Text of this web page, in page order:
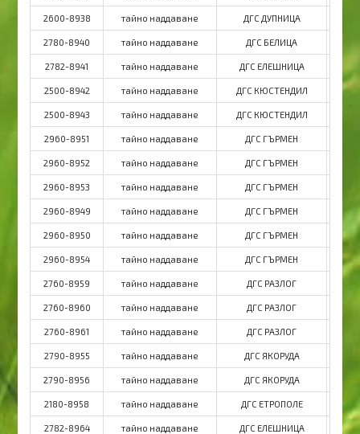
2600-8938 тайно наддаване ДГС ДУПНИЦА
2780-8940 тайно наддаване ДГС БЕЛИЦА
2782-8941 тайно наддаване ДГС ЕЛЕШНИЦА
2500-8942 тайно наддаване ДГС КЮСТЕНДИЛ
2500-8943 тайно наддаване ДГС КЮСТЕНДИЛ
2960-8951 тайно наддаване ДГС ГЪРМЕН
2960-8952 тайно наддаване ДГС ГЪРМЕН
2960-8953 тайно наддаване ДГС ГЪРМЕН
2960-8949 тайно наддаване ДГС ГЪРМЕН
2960-8950 тайно наддаване ДГС ГЪРМЕН
2960-8954 тайно наддаване ДГС ГЪРМЕН
2760-8959 тайно наддаване ДГС РАЗЛОГ
2760-8960 тайно наддаване ДГС РАЗЛОГ
2760-8961 тайно наддаване ДГС РАЗЛОГ
2790-8955 тайно наддаване ДГС ЯКОРУДА
2790-8956 тайно наддаване ДГС ЯКОРУДА
2180-8958 тайно наддаване ДГС ЕТРОПОЛЕ
2782-8964 тайно наддаване ДГС ЕЛЕШНИЦА